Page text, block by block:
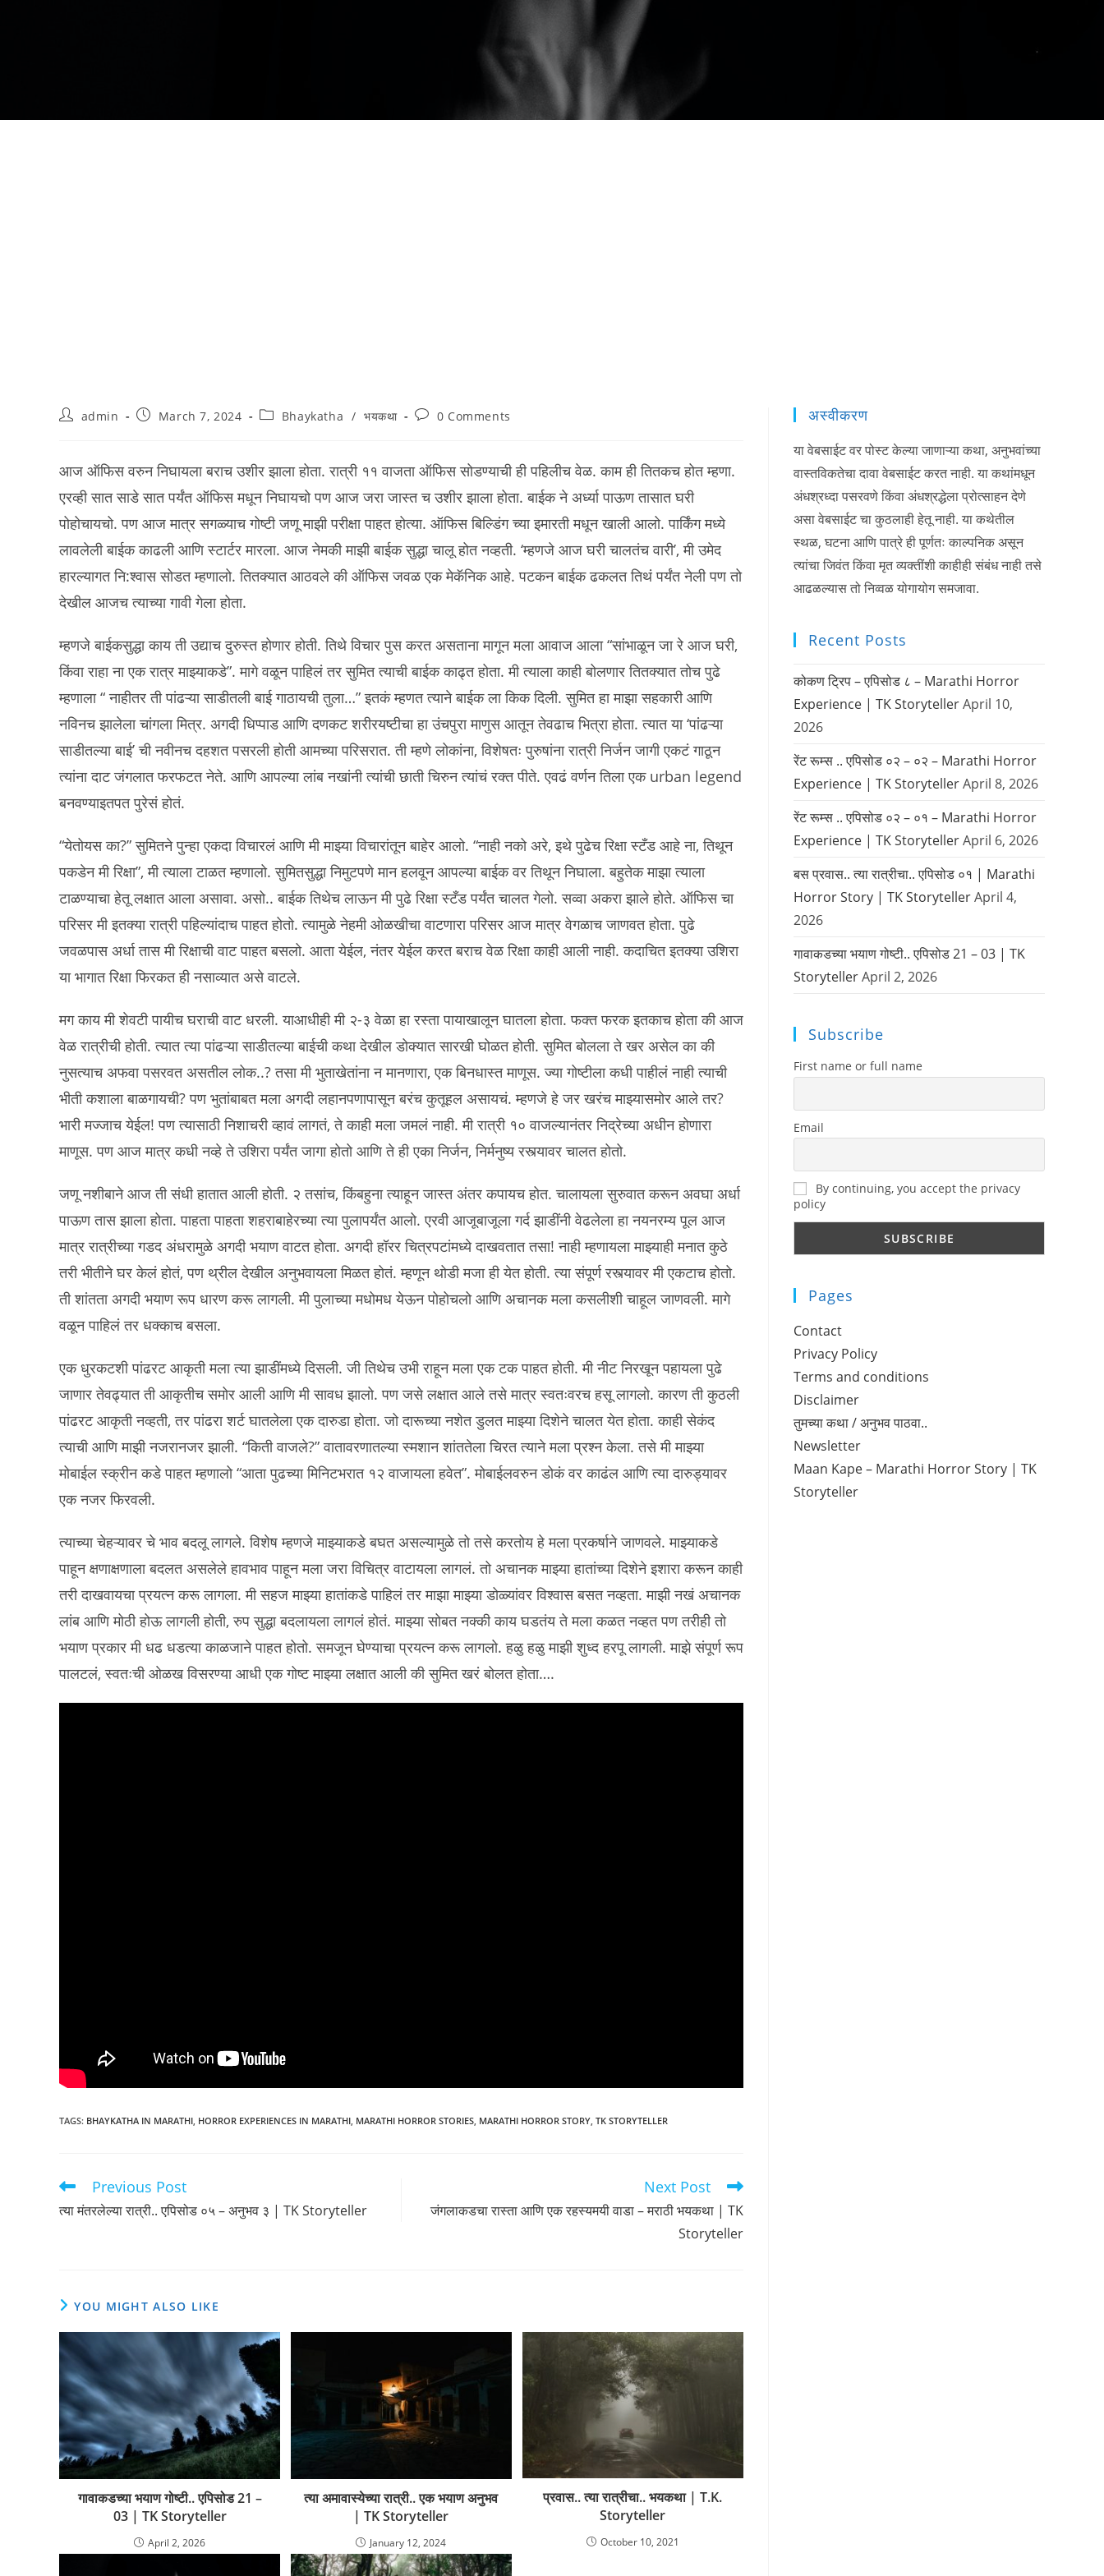
Postadmin
PostMarch 7, 2024
PostBhaykatha / भयकथा
Post0 Comments
आज ऑफिस वरुन निघायला बराच उशीर झाला होता. रात्री ११ वाजता ऑफिस सोडण्याची ही पहिलीच वेळ. काम ही तितकच होत म्हणा.
एरव्ही सात साडे सात पर्यंत ऑफिस मधून निघायचो पण आज जरा जास्त च उशीर झाला होता. बाईक ने अर्ध्या पाऊण तासात घरी
पोहोचायचो. पण आज मात्र सगळ्याच गोष्टी जणू माझी परीक्षा पाहत होत्या. ऑफिस बिल्डिंग च्या इमारती मधून खाली आलो. पार्किंग मध्ये
लावलेली बाईक काढली आणि स्टार्टर मारला. आज नेमकी माझी बाईक सुद्धा चालू होत नव्हती. ‘म्हणजे आज घरी चालतंच वारी’, मी उमेद
हारल्यागत नि:श्वास सोडत म्हणालो. तितक्यात आठवले की ऑफिस जवळ एक मेकॅनिक आहे. पटकन बाईक ढकलत तिथं पर्यंत नेली पण तो
देखील आजच त्याच्या गावी गेला होता.
म्हणजे बाईकसुद्धा काय ती उद्याच दुरुस्त होणार होती. तिथे विचार पुस करत असताना मागून मला आवाज आला “सांभाळून जा रे आज घरी,
किंवा राहा ना एक रात्र माझ्याकडे”. मागे वळून पाहिलं तर सुमित त्याची बाईक काढ्त होता. मी त्याला काही बोलणार तितक्यात तोच पुढे
म्हणाला “ नाहीतर ती पांढऱ्या साडीतली बाई गाठायची तुला…” इतकं म्हणत त्याने बाईक ला किक दिली. सुमित हा माझा सहकारी आणि
नविनच झालेला चांगला मित्र. अगदी धिप्पाड आणि दणकट शरीरयष्टीचा हा उंचपुरा माणुस आतून तेवढाच भित्रा होता. त्यात या ‘पांढऱ्या
साडीतल्या बाई’ ची नवीनच दहशत पसरली होती आमच्या परिसरात. ती म्हणे लोकांना, विशेषतः पुरुषांना रात्री निर्जन जागी एकटं गाठून
त्यांना दाट जंगलात फरफटत नेते. आणि आपल्या लांब नखांनी त्यांची छाती चिरुन त्यांचं रक्त पीते. एवढं वर्णन तिला एक urban legend
बनवण्याइतपत पुरेसं होतं.
“येतोयस का?” सुमितने पुन्हा एकदा विचारलं आणि मी माझ्या विचारांतून बाहेर आलो. “नाही नको अरे, इथे पुढेच रिक्षा स्टँड आहे ना, तिथून
पकडेन मी रिक्षा”, मी त्याला टाळत म्हणालो. सुमितसुद्धा निमुटपणे मान हलवून आपल्या बाईक वर तिथून निघाला. बहुतेक माझा त्याला
टाळण्याचा हेतू लक्षात आला असावा. असो.. बाईक तिथेच लाऊन मी पुढे रिक्षा स्टँड पर्यंत चालत गेलो. सव्वा अकरा झाले होते. ऑफिस चा
परिसर मी इतक्या रात्री पहिल्यांदाच पाहत होतो. त्यामुळे नेहमी ओळखीचा वाटणारा परिसर आज मात्र वेगळाच जाणवत होता. पुढे
जवळपास अर्धा तास मी रिक्षाची वाट पाहत बसलो. आता येईल, नंतर येईल करत बराच वेळ रिक्षा काही आली नाही. कदाचित इतक्या उशिरा
या भागात रिक्षा फिरकत ही नसाव्यात असे वाटले.
मग काय मी शेवटी पायीच घराची वाट धरली. याआधीही मी २-३ वेळा हा रस्ता पायाखालून घातला होता. फक्त फरक इतकाच होता की आज
वेळ रात्रीची होती. त्यात त्या पांढऱ्या साडीतल्या बाईची कथा देखील डोक्यात सारखी घोळत होती. सुमित बोलला ते खर असेल का की
नुसत्याच अफवा पसरवत असतील लोक..? तसा मी भुताखेतांना न मानणारा, एक बिनधास्त माणूस. ज्या गोष्टीला कधी पाहीलं नाही त्याची
भीती कशाला बाळगायची? पण भुतांबाबत मला अगदी लहानपणापासून बरंच कुतूहल असायचं. म्हणजे हे जर खरंच माझ्यासमोर आले तर?
भारी मज्जाच येईल! पण त्यासाठी निशाचरी व्हावं लागतं, ते काही मला जमलं नाही. मी रात्री १० वाजल्यानंतर निद्रेच्या अधीन होणारा
माणूस. पण आज मात्र कधी नव्हे ते उशिरा पर्यंत जागा होतो आणि ते ही एका निर्जन, निर्मनुष्य रस्त्यावर चालत होतो.
जणू नशीबाने आज ती संधी हातात आली होती. २ तसांच, किंबहुना त्याहून जास्त अंतर कपायच होत. चालायला सुरुवात करून अवघा अर्धा
पाऊण तास झाला होता. पाहता पाहता शहराबाहेरच्या त्या पुलापर्यंत आलो. एरवी आजूबाजूला गर्द झाडींनी वेढलेला हा नयनरम्य पूल आज
मात्र रात्रीच्या गडद अंधरामुळे अगदी भयाण वाटत होता. अगदी हॉरर चित्रपटांमध्ये दाखवतात तसा! नाही म्हणायला माझ्याही मनात कुठे
तरी भीतीने घर केलं होतं, पण थ्रील देखील अनुभवायला मिळत होतं. म्हणून थोडी मजा ही येत होती. त्या संपूर्ण रस्त्यावर मी एकटाच होतो.
ती शांतता अगदी भयाण रूप धारण करू लागली. मी पुलाच्या मधोमध येऊन पोहोचलो आणि अचानक मला कसलीशी चाहूल जाणवली. मागे
वळून पाहिलं तर धक्काच बसला.
एक धुरकटशी पांढरट आकृती मला त्या झाडींमध्ये दिसली. जी तिथेच उभी राहून मला एक टक पाहत होती. मी नीट निरखून पहायला पुढे
जाणार तेवढ्यात ती आकृतीच समोर आली आणि मी सावध झालो. पण जसे लक्षात आले तसे मात्र स्वतःवरच हसू लागलो. कारण ती कुठली
पांढरट आकृती नव्हती, तर पांढरा शर्ट घातलेला एक दारुडा होता. जो दारूच्या नशेत डुलत माझ्या दिशेने चालत येत होता. काही सेकंद
त्याची आणि माझी नजरानजर झाली. “किती वाजले?” वातावरणातल्या स्मशान शांततेला चिरत त्याने मला प्रश्न केला. तसे मी माझ्या
मोबाईल स्क्रीन कडे पाहत म्हणालो “आता पुढच्या मिनिटभरात १२ वाजायला हवेत”. मोबाईलवरुन डोकं वर काढंल आणि त्या दारुड्यावर
एक नजर फिरवली.
त्याच्या चेहऱ्यावर चे भाव बदलू लागले. विशेष म्हणजे माझ्याकडे बघत असल्यामुळे तो तसे करतोय हे मला प्रकर्षाने जाणवले. माझ्याकडे
पाहून क्षणाक्षणाला बदलत असलेले हावभाव पाहून मला जरा विचित्र वाटायला लागलं. तो अचानक माझ्या हातांच्या दिशेने इशारा करून काही
तरी दाखवायचा प्रयत्न करू लागला. मी सहज माझ्या हातांकडे पाहिलं तर माझा माझ्या डोळ्यांवर विश्वास बसत नव्हता. माझी नखं अचानक
लांब आणि मोठी होऊ लागली होती, रुप सुद्धा बदलायला लागलं होतं. माझ्या सोबत नक्की काय घडतंय ते मला कळत नव्हत पण तरीही तो
भयाण प्रकार मी धढ धडत्या काळजाने पाहत होतो. समजून घेण्याचा प्रयत्न करू लागलो. हळु हळु माझी शुध्द हरपू लागली. माझे संपूर्ण रूप
पालटलं, स्वतःची ओळख विसरण्या आधी एक गोष्ट माझ्या लक्षात आली की सुमित खरं बोलत होता….
TAGS: BHAYKATHA IN MARATHI HORROR EXPERIENCES IN MARATHI MARATHI HORROR STORIES MARATHI HORROR STORY TK STORYTELLER
Read
more
articles
Previous Post
त्या मंतरलेल्या रात्री.. एपिसोड ०५ – अनुभव ३ | TK Storyteller
Next Post
जंगलाकडचा रास्ता आणि एक रहस्यमयी वाडा – मराठी भयकथा | TK
Storyteller
YOU MIGHT ALSO LIKE
गावाकडच्या भयाण गोष्टी.. एपिसोड 21 –
03 | TK Storyteller
April 2, 2026
त्या अमावास्येच्या रात्री.. एक भयाण अनुभव
| TK Storyteller
January 12, 2024
प्रवास.. त्या रात्रीचा.. भयकथा | T.K.
Storyteller
October 10, 2021
अस्वीकरण
या वेबसाईट वर पोस्ट केल्या जाणाऱ्या कथा, अनुभवांच्या
वास्तविकतेचा दावा वेबसाईट करत नाही. या कथांमधून
अंधश्रध्दा पसरवणे किंवा अंधश्रद्धेला प्रोत्साहन देणे
असा वेबसाईट चा कुठलाही हेतू नाही. या कथेतील
स्थळ, घटना आणि पात्रे ही पूर्णतः काल्पनिक असून
त्यांचा जिवंत किंवा मृत व्यक्तींशी काहीही संबंध नाही तसे
आढळल्यास तो निव्वळ योगायोग समजावा.
Recent Posts
कोकण ट्रिप – एपिसोड ८ – Marathi Horror
Experience | TK StorytellerApril 10,
2026
रेंट रूम्स .. एपिसोड ०२ – ०२ – Marathi Horror
Experience | TK StorytellerApril 8, 2026
रेंट रूम्स .. एपिसोड ०२ – ०१ – Marathi Horror
Experience | TK StorytellerApril 6, 2026
बस प्रवास.. त्या रात्रीचा.. एपिसोड ०१ | Marathi
Horror Story | TK StorytellerApril 4,
2026
गावाकडच्या भयाण गोष्टी.. एपिसोड 21 – 03 | TK
StorytellerApril 2, 2026
Subscribe
First name or full name
Email
By continuing, you accept the privacy
policy
Pages
Contact
Privacy Policy
Terms and conditions
Disclaimer
तुमच्या कथा / अनुभव पाठवा..
Newsletter
Maan Kape – Marathi Horror Story | TK
Storyteller